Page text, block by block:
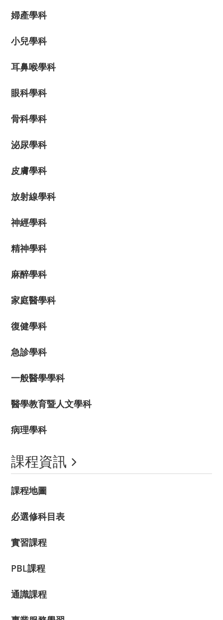
婦產學科
小兒學科
耳鼻喉學科
眼科學科
骨科學科
泌尿學科
皮膚學科
放射線學科
神經學科
精神學科
麻醉學科
家庭醫學科
復健學科
急診學科
一般醫學學科
醫學教育暨人文學科
病理學科
課程資訊
課程地圖
必選修科目表
實習課程
PBL課程
通識課程